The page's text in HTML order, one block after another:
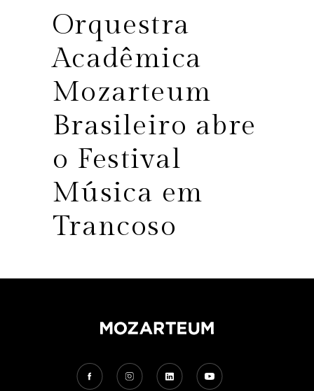
Orquestra
Acadêmica
Mozarteum
Brasileiro abre
o Festival
Música em
Trancoso